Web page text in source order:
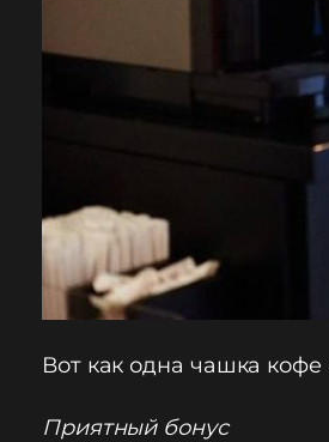
Вот как одна чашка
Приятный бонус